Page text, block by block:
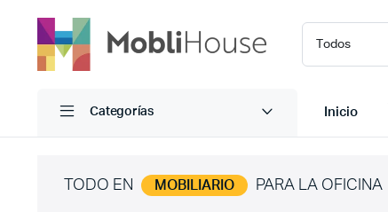
Categorías Inicio
TODO EN MOBILIARIO PARA LA OFICINA